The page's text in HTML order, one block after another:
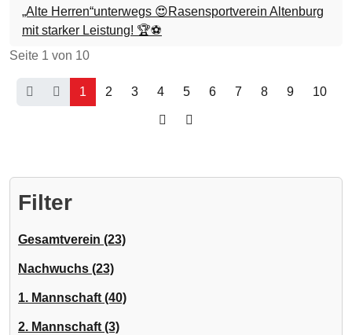
„Alte Herren“unterwegs 😍Rasensportverein Altenburg
mit starker Leistung! 🏆⚽
Seite 1 von 10
1 2 3 4 5 6 7 8 9 10
Filter
Gesamtverein (23)
Nachwuchs (23)
1. Mannschaft (40)
2. Mannschaft (3)